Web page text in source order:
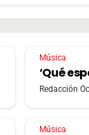
Música
‘Qué
Redacción
Música